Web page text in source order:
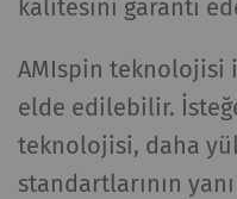
kalitesini garanti
AMIspin teknolojisi
elde edilebilir.
teknolojisi, daha
standartlarının